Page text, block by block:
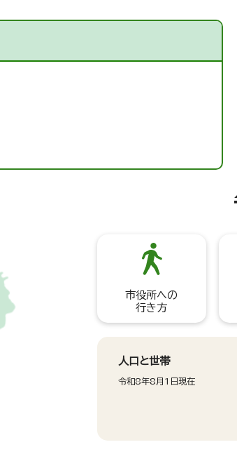
市役所への
行き方
人口と世帯
令和8年8月1日現在